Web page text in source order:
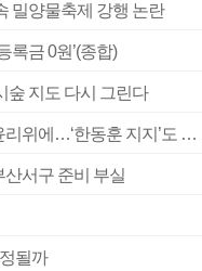
밀양물축제 강행 논란
록금 0원’(종합)
지도 다시 그린다
■ 국힘 부산시당, ‘정이한 조력’ 시의원 윤리위에…‘한동훈 지지’도 신고접수
서구 준비 부실
될까